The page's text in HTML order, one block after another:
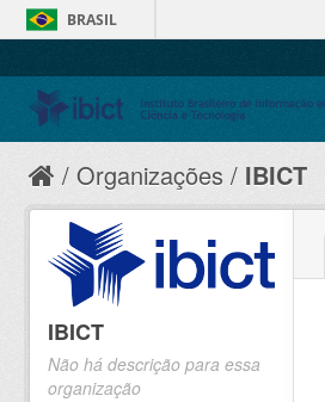
BRASIL
Organizações IBICT
IBICT
Não há descrição para essa
organização